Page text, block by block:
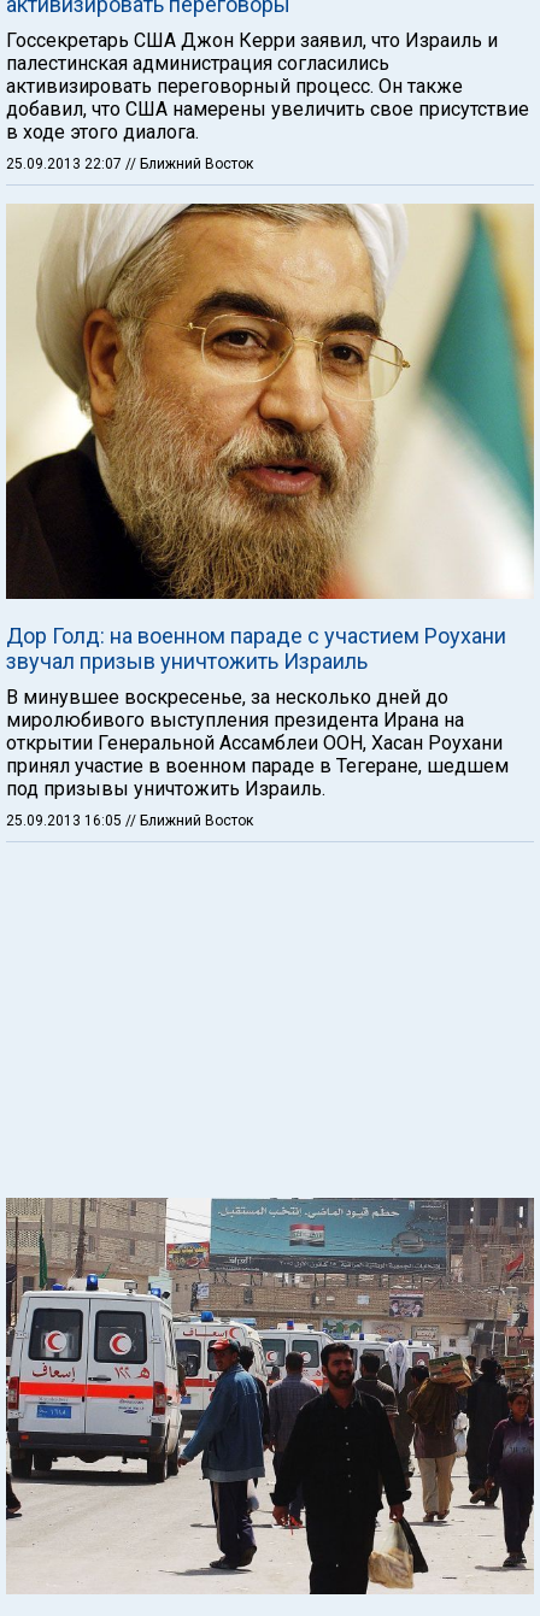
Госсекретарь США Джон Керри заявил, что Израиль и
палестинская администрация согласились
активизировать переговорный процесс. Он также
добавил, что США намерены увеличить свое присутствие
в ходе этого диалога.
25.09.2013 22:07 // Ближний Восток
Дор Голд: на военном параде с участием Роухани
звучал призыв уничтожить Израиль
В минувшее воскресенье, за несколько дней до
миролюбивого выступления президента Ирана на
открытии Генеральной Ассамблеи ООН, Хасан Роухани
принял участие в военном параде в Тегеране, шедшем
под призывы уничтожить Израиль.
25.09.2013 16:05 // Ближний Восток